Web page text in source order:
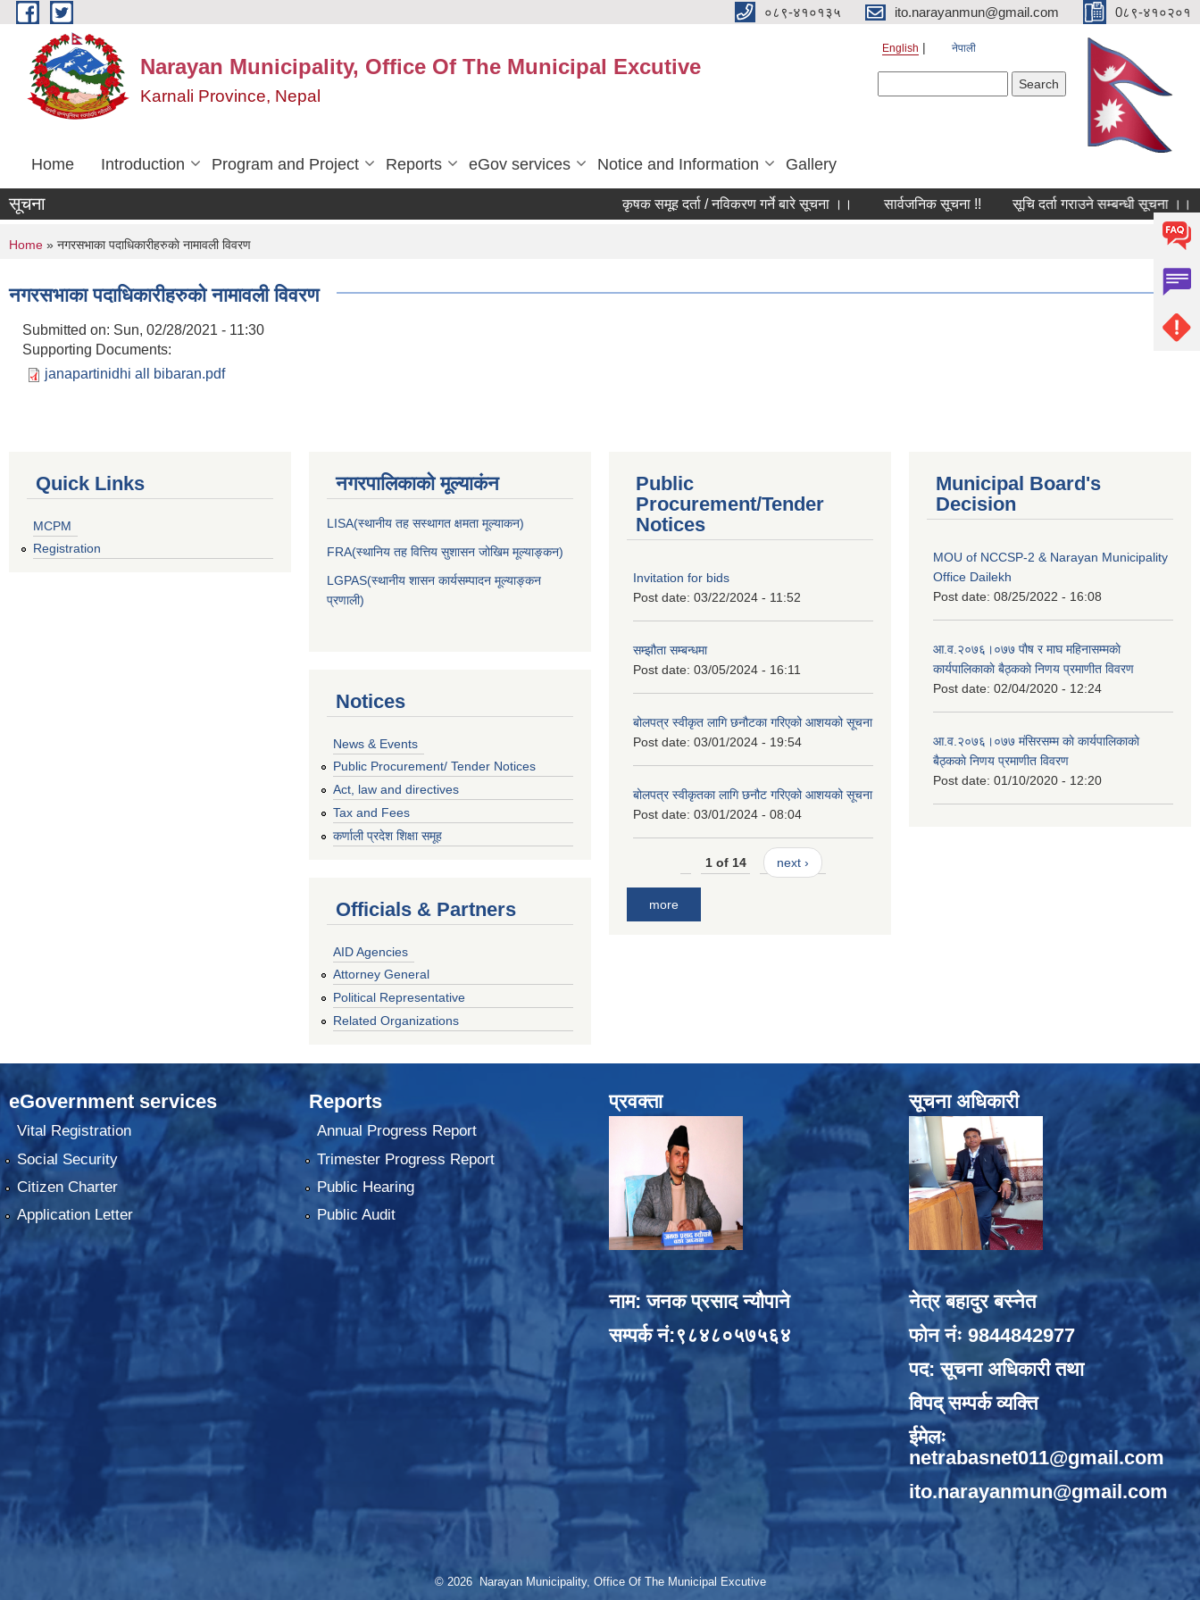
Skip to main content ०८९-४१०१३५ ito.narayanmun@gmail.com 0८९-४१०२०१
Narayan Municipality, Office Of The Municipal Excutive
Karnali Province, Nepal
English नेपाली
Home Introduction Program and Project Reports eGov services Notice and Information Gallery
सूचना कृषक समूह दर्ता / नविकरण गर्ने बारे सूचना ।। सार्वजनिक सूचना !! सूचि दर्ता गराउने सम्बन्धी सूचना ।।
You are here
Home » नगरसभाका पदाधिकारीहरुकाे नामावली विवरण
नगरसभाका पदाधिकारीहरुकाे नामावली विवरण
Submitted on: Sun, 02/28/2021 - 11:30
Supporting Documents:
janapartinidhi all bibaran.pdf
Quick Links
MCPM
Registration
नगरपालिकाकाे मूल्याकंन
LISA(स्थानीय तह सस्थागत क्षमता मूल्याक‌न)
FRA(स्थानिय तह वित्तिय सुशासन जोखिम मूल्याङ्कन)
LGPAS(स्थानीय शासन कार्यसम्पादन मूल्याङ्कन
प्रणाली)
Notices
News & Events
Public Procurement/ Tender Notices
Act, law and directives
Tax and Fees
कर्णाली प्रदेश शिक्षा समूह
Officials & Partners
AID Agencies
Attorney General
Political Representative
Related Organizations
Public
Procurement/Tender
Notices
Invitation for bids
Post date: 03/22/2024 - 11:52
सम्झौता सम्बन्धमा
Post date: 03/05/2024 - 16:11
बोलपत्र स्वीकृत लागि छनौटका गरिएको आशयको सूचना
Post date: 03/01/2024 - 19:54
बोलपत्र स्वीकृतका लागि छनौट गरिएको आशयको सूचना
Post date: 03/01/2024 - 08:04
1 of 14 next ›
more
Municipal Board's
Decision
MOU of NCCSP-2 & Narayan Municipality
Office Dailekh
Post date: 08/25/2022 - 16:08
आ.व.२०७६।०७७ पाैष र माघ महिनासम्मकाे
कार्यपालिकाकाे बैठ्ककाे निणय प्रमाणीत विवरण
Post date: 02/04/2020 - 12:24
आ.व.२०७६।०७७ मंसिरसम्म काे कार्यपालिकाकाे
बैठ्ककाे निणय प्रमाणीत विवरण
Post date: 01/10/2020 - 12:20
eGovernment services
Vital Registration
Social Security
Citizen Charter
Application Letter
Reports
Annual Progress Report
Trimester Progress Report
Public Hearing
Public Audit
प्रवक्ता
नाम: जनक प्रसाद न्यौपाने
सम्पर्क नं:९८४८०५७५६४
सूचना अधिकारी
नेत्र बहादुर बस्नेत
फोन नंः 9844842977
पद: सूचना अधिकारी तथा
विपद् सम्पर्क व्यक्ति
ईमेलः
netrabasnet011@gmail.com
ito.narayanmun@gmail.com
© 2026 Narayan Municipality, Office Of The Municipal Excutive